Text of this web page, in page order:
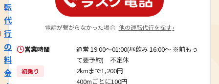
転
代
行
の
料
金
電話が繋がらなかった場合 他の運転代行を探す ›
営業時間
通常 19:00～01:00(昼飲み 16:00～ ※前もっ
て要予約) 不定休
初乗り
2kmまで1,200円
400mごとに100円